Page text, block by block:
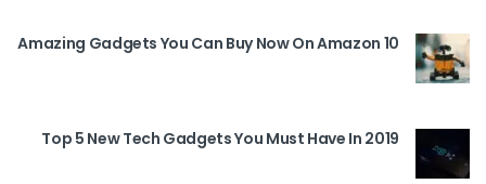
10 Amazing Gadgets You Can Buy Now On Amazon
Top 5 New Tech Gadgets You Must Have In 2019